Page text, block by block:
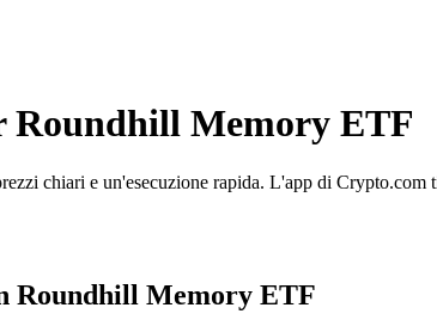
Memory ETF
chiari e un'esecuzione rapida. L'app di Crypto.com
Roundhill Memory ETF